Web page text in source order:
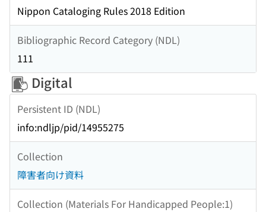
Nippon Cataloging Rules 2018 Edition
Bibliographic Record Category (NDL)
111
Digital
Persistent ID (NDL)
info:ndljp/pid/14955275
Collection
障害者向け資料
Collection (Materials For Handicapped People:1)